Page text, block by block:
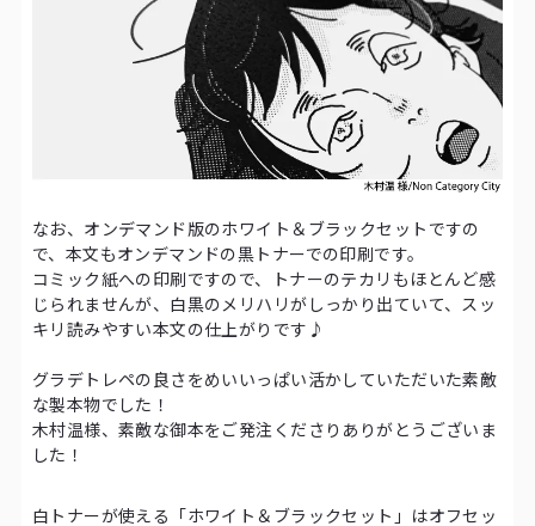
なお、オンデマンド版のホワイト＆ブラックセットですの
で、本文もオンデマンドの黒トナーでの印刷です。
コミック紙への印刷ですので、トナーのテカリもほとんど感
じられませんが、白黒のメリハリがしっかり出ていて、スッ
キリ読みやすい本文の仕上がりです♪
グラデトレペの良さをめいいっぱい活かしていただいた素敵
な製本物でした！
木村温様、素敵な御本をご発注くださりありがとうございま
した！
白トナーが使える「ホワイト＆ブラックセット」はオフセッ